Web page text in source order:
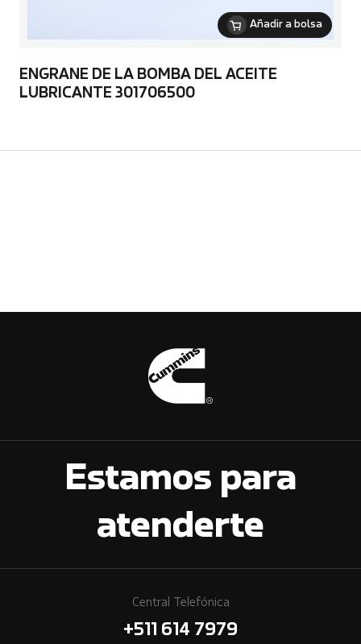
Añadir a bolsa
ENGRANE DE LA BOMBA DEL ACEITE
LUBRICANTE 301706500
Estamos para
atenderte
Central Telefónica
+511 614 7979